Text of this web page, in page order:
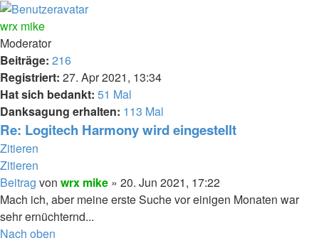
wrx mike
Moderator
Beiträge: 216
Registriert: 27. Apr 2021, 13:34
Hat sich bedankt: 51 Mal
Danksagung erhalten: 113 Mal
Re: Logitech Harmony wird eingestellt
Zitieren
Zitieren
Beitrag von wrx mike » 20. Jun 2021, 17:22
Mach ich, aber meine erste Suche vor einigen Monaten war
sehr ernüchternd...
Nach oben